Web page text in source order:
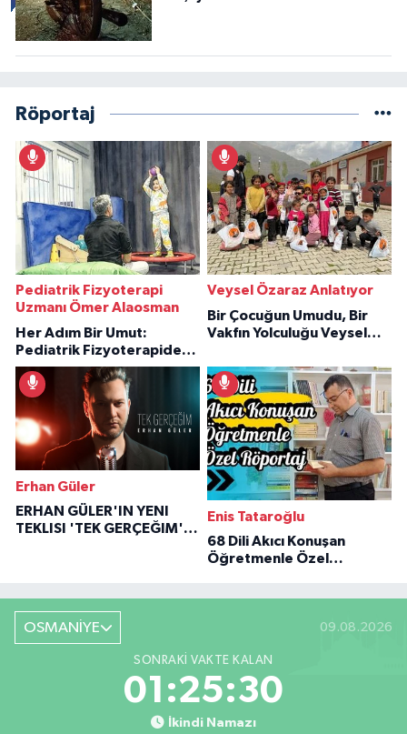
Röportaj
Pediatrik Fizyoterapi
Uzmanı Ömer Alaosman
Her Adım Bir Umut:
Pediatrik Fizyoterapiden
İlham Veren Hikâyeler
Veysel Özaraz Anlatıyor
Bir Çocuğun Umudu, Bir
Vakfın Yolculuğu Veysel
Erhan Güler
ERHAN GÜLER'IN YENI
TEKLISI 'TEK GERÇEĞIM'LE
Enis Tataroğlu
68 Dili Akıcı Konuşan
Öğretmenle Özel
OSMANİYE 09.08.2026
SONRAKI VAKTE KALAN
01:25:29
İkindi Namazı